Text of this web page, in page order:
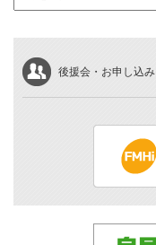
後援会・お申し込み